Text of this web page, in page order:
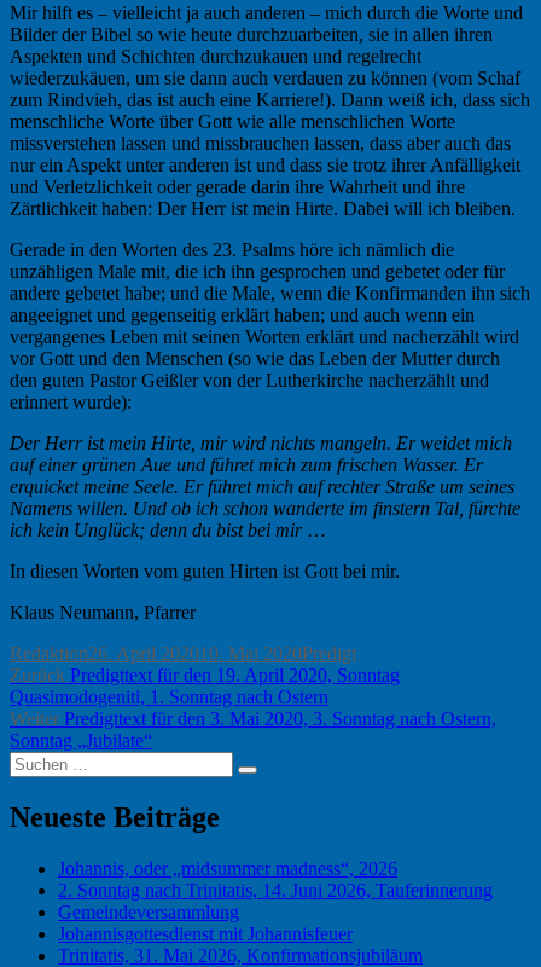
Mir hilft es – vielleicht ja auch anderen – mich durch die Worte und
Bilder der Bibel so wie heute durchzuarbeiten, sie in allen ihren
Aspekten und Schichten durchzukauen und regelrecht
wiederzukäuen, um sie dann auch verdauen zu können (vom Schaf
zum Rindvieh, das ist auch eine Karriere!). Dann weiß ich, dass sich
menschliche Worte über Gott wie alle menschlichen Worte
missverstehen lassen und missbrauchen lassen, dass aber auch das
nur ein Aspekt unter anderen ist und dass sie trotz ihrer Anfälligkeit
und Verletzlichkeit oder gerade darin ihre Wahrheit und ihre
Zärtlichkeit haben: Der Herr ist mein Hirte. Dabei will ich bleiben.
Gerade in den Worten des 23. Psalms höre ich nämlich die
unzähligen Male mit, die ich ihn gesprochen und gebetet oder für
andere gebetet habe; und die Male, wenn die Konfirmanden ihn sich
angeeignet und gegenseitig erklärt haben; und auch wenn ein
vergangenes Leben mit seinen Worten erklärt und nacherzählt wird
vor Gott und den Menschen (so wie das Leben der Mutter durch
den guten Pastor Geißler von der Lutherkirche nacherzählt und
erinnert wurde):
Der Herr ist mein Hirte, mir wird nichts mangeln. Er weidet mich
auf einer grünen Aue und führet mich zum frischen Wasser. Er
erquicket meine Seele. Er führet mich auf rechter Straße um seines
Namens willen. Und ob ich schon wanderte im finstern Tal, fürchte
ich kein Unglück; denn du bist bei mir…
In diesen Worten vom guten Hirten ist Gott bei mir.
Klaus Neumann, Pfarrer
Autor
RedaktionVeröffentlicht
am
26. April 202010. Mai 2020Kategorien
Predigt
Beitragsnavigation
Zurück Vorheriger
Beitrag:
Predigttext für den 19. April 2020, Sonntag
Quasimodogeniti, 1. Sonntag nach Ostern
Weiter Nächster
Beitrag:
Predigttext für den 3. Mai 2020, 3. Sonntag nach Ostern,
Sonntag „Jubilate“
Suchen
nach:
Suchen
Neueste Beiträge
Johannis, oder „midsummer madness“, 2026
2. Sonntag nach Trinitatis, 14. Juni 2026, Tauferinnerung
Gemeindeversammlung
Johannisgottesdienst mit Johannisfeuer
Trinitatis, 31. Mai 2026, Konfirmationsjubiläum